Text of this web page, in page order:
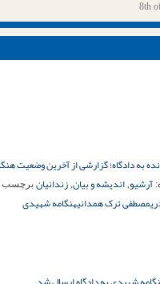
8th
به دادگاه؛ گزارشی از آخرین وضعیت
آرشیو, اندیشه و بیان, زندانیان برچسب
مصطفی ترک همدانیهنگامه شهیدی